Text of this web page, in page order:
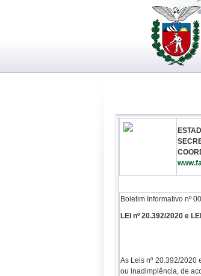
Boletim Informativo nº
LEI nº 20.392/2020 e
As Leis nº 20.392/2020
ou inadimplência, de